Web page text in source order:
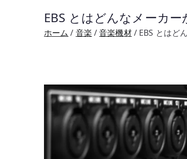
EBS とはどんなメーカ
ホーム 音楽 音楽機材 EBS とはど